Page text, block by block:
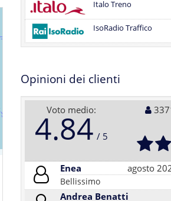
Italo Treno
IsoRadio Traffico
Opinioni dei clienti
Voto medio:
4.84
Enea agosto
Bellissimo
Andrea Benatti